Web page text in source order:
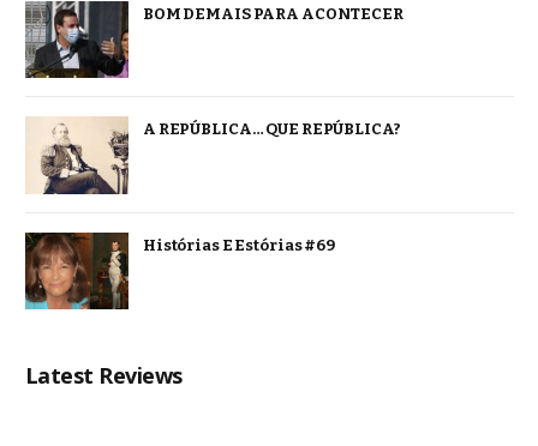
BOM DEMAIS PARA ACONTECER
A REPÚBLICA… QUE REPÚBLICA?
Histórias E Estórias #69
Latest Reviews